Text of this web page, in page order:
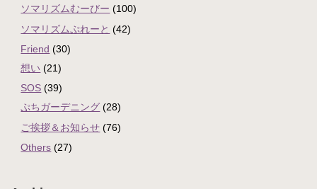
ソマリズムむーびー (100)
ソマリズムぷれーと (42)
Friend (30)
想い (21)
SOS (39)
ぷちガーデニング (28)
ご挨拶＆お知らせ (76)
Others (27)